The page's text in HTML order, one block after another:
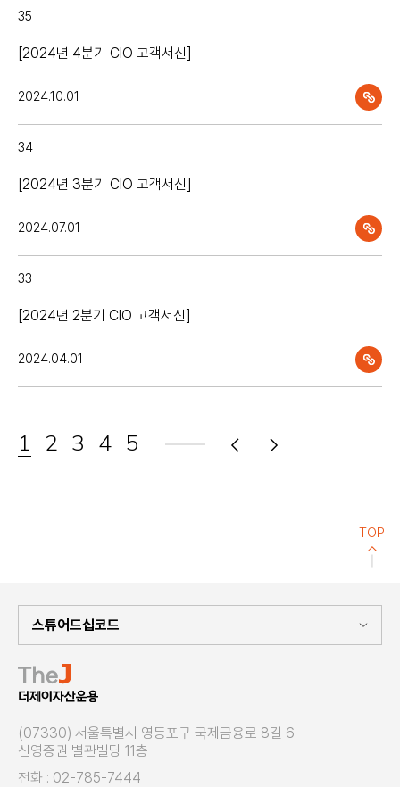
35
[2024년 4분기 CIO 고객서신]
2024.10.01
34
[2024년 3분기 CIO 고객서신]
2024.07.01
33
[2024년 2분기 CIO 고객서신]
2024.04.01
전
1 2 3 4 5
TOP
(07330) 서울특별시 영등포구 국제금융로 8길 6
신영증권 별관빌딩 11층
전화 : 02-785-7444